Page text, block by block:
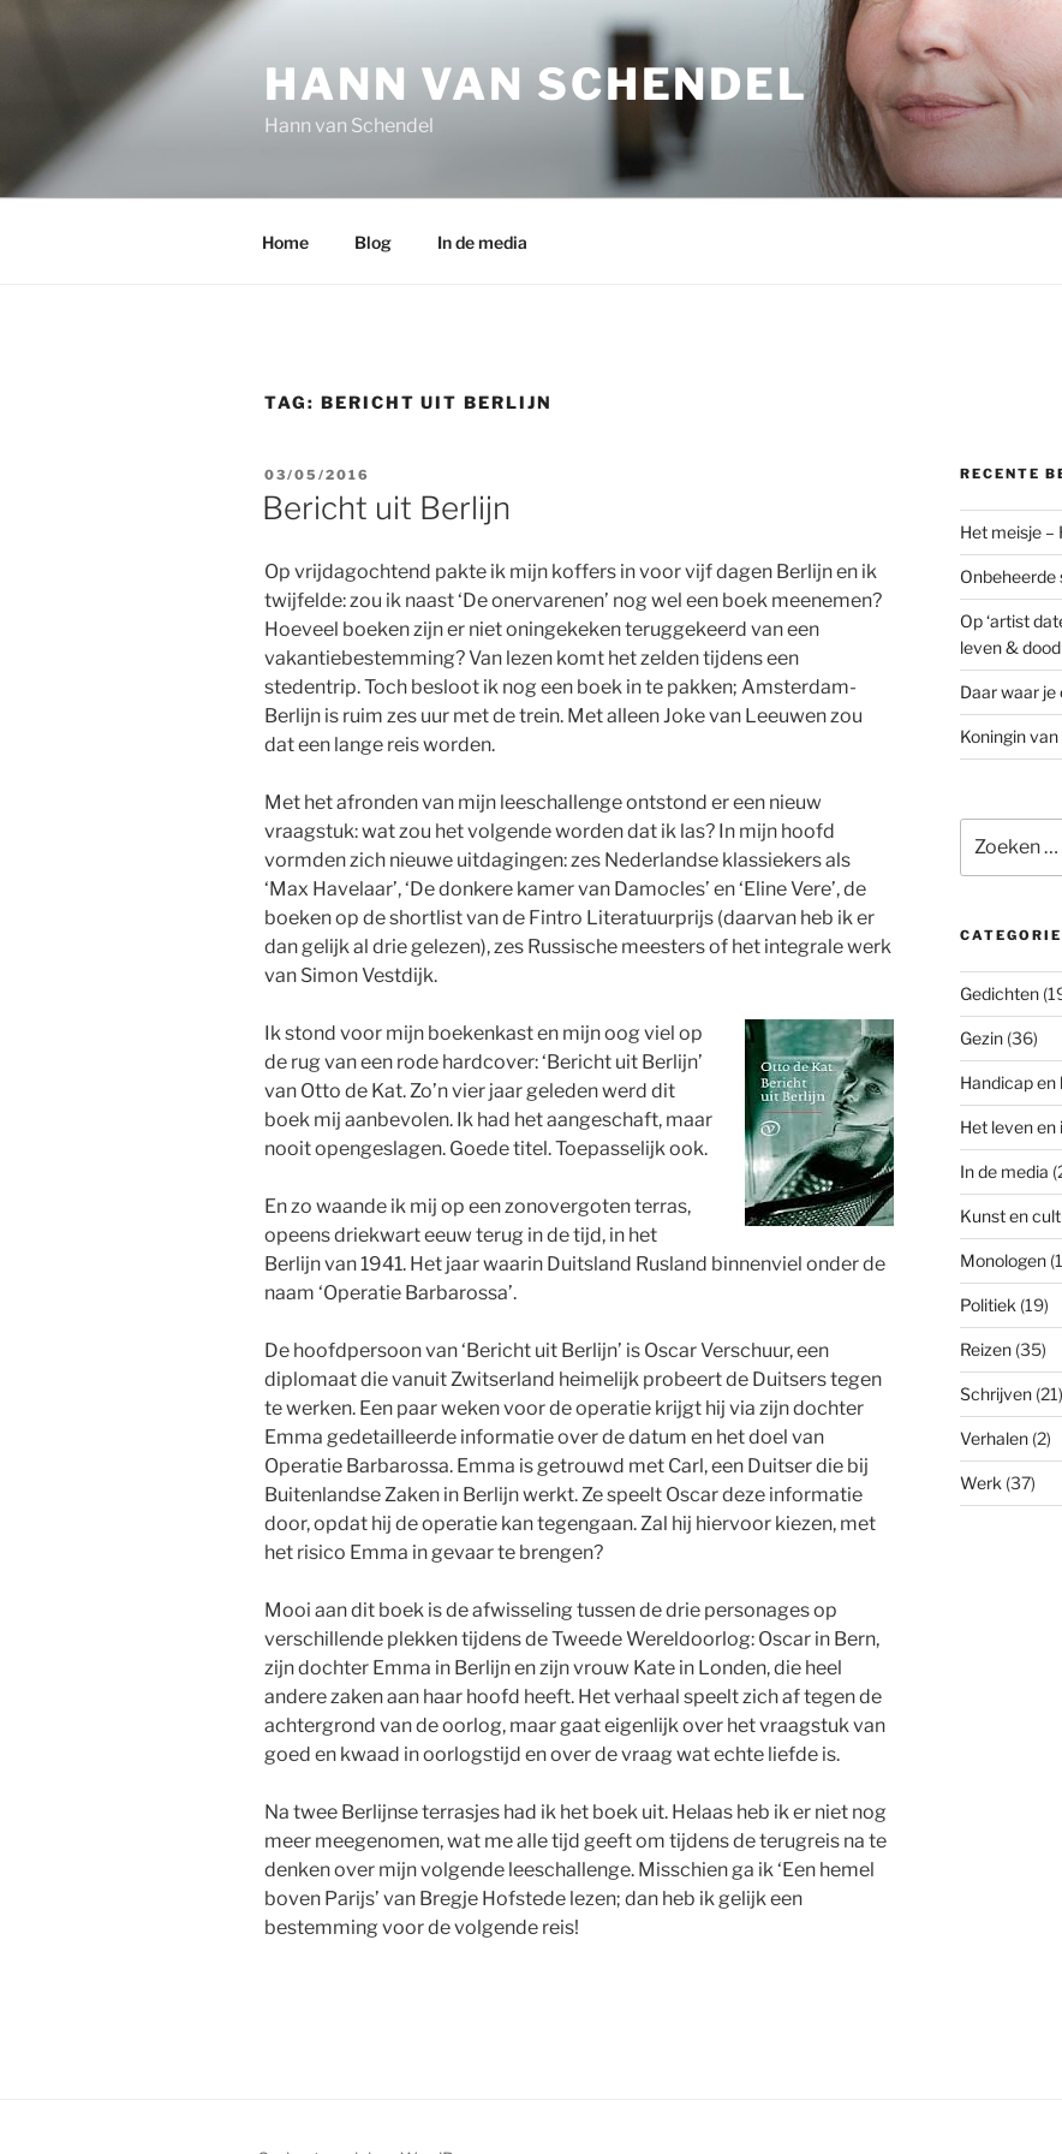
HANN VAN SCHENDEL
Hann van Schendel
Home Blog In de media
TAG: BERICHT UIT BERLIJN
GEPLAATST
OP
03/05/2016
Bericht uit Berlijn
Op vrijdagochtend pakte ik mijn koffers in voor vijf dagen Berlijn en ik
twijfelde: zou ik naast ‘De onervarenen’ nog wel een boek meenemen?
Hoeveel boeken zijn er niet oningekeken teruggekeerd van een
vakantiebestemming? Van lezen komt het zelden tijdens een
stedentrip. Toch besloot ik nog een boek in te pakken; Amsterdam-
Berlijn is ruim zes uur met de trein. Met alleen Joke van Leeuwen zou
dat een lange reis worden.
Met het afronden van mijn leeschallenge ontstond er een nieuw
vraagstuk: wat zou het volgende worden dat ik las? In mijn hoofd
vormden zich nieuwe uitdagingen: zes Nederlandse klassiekers als
‘Max Havelaar’, ‘De donkere kamer van Damocles’ en ‘Eline Vere’, de
boeken op de shortlist van de Fintro Literatuurprijs (daarvan heb ik er
dan gelijk al drie gelezen), zes Russische meesters of het integrale werk
van Simon Vestdijk.
Ik stond voor mijn boekenkast en mijn oog viel op
de rug van een rode hardcover: ‘Bericht uit Berlijn’
van Otto de Kat. Zo’n vier jaar geleden werd dit
boek mij aanbevolen. Ik had het aangeschaft, maar
nooit opengeslagen. Goede titel. Toepasselijk ook.
En zo waande ik mij op een zonovergoten terras,
opeens driekwart eeuw terug in de tijd, in het
Berlijn van 1941. Het jaar waarin Duitsland Rusland binnenviel onder de
naam ‘Operatie Barbarossa’.
De hoofdpersoon van ‘Bericht uit Berlijn’ is Oscar Verschuur, een
diplomaat die vanuit Zwitserland heimelijk probeert de Duitsers tegen
te werken. Een paar weken voor de operatie krijgt hij via zijn dochter
Emma gedetailleerde informatie over de datum en het doel van
Operatie Barbarossa. Emma is getrouwd met Carl, een Duitser die bij
Buitenlandse Zaken in Berlijn werkt. Ze speelt Oscar deze informatie
door, opdat hij de operatie kan tegengaan. Zal hij hiervoor kiezen, met
het risico Emma in gevaar te brengen?
Mooi aan dit boek is de afwisseling tussen de drie personages op
verschillende plekken tijdens de Tweede Wereldoorlog: Oscar in Bern,
zijn dochter Emma in Berlijn en zijn vrouw Kate in Londen, die heel
andere zaken aan haar hoofd heeft. Het verhaal speelt zich af tegen de
achtergrond van de oorlog, maar gaat eigenlijk over het vraagstuk van
goed en kwaad in oorlogstijd en over de vraag wat echte liefde is.
Na twee Berlijnse terrasjes had ik het boek uit. Helaas heb ik er niet nog
meer meegenomen, wat me alle tijd geeft om tijdens de terugreis na te
denken over mijn volgende leeschallenge. Misschien ga ik ‘Een hemel
boven Parijs’ van Bregje Hofstede lezen; dan heb ik gelijk een
bestemming voor de volgende reis!
RECENTE
Het meisje –
Onbeheerde
Op ‘artist
leven & dood
Daar waar
Koningin
naar:
Gedichten
Gezin(36)
Handicap
Het leven en
In de media
Kunst en
Monologen
Politiek (19)
Reizen(35)
Schrijven(21)
Verhalen(2)
Werk (37)